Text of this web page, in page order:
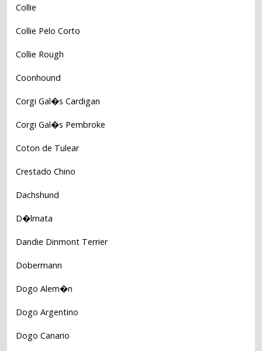
Collie
Collie Pelo Corto
Collie Rough
Coonhound
Corgi Gal�s Cardigan
Corgi Gal�s Pembroke
Coton de Tulear
Crestado Chino
Dachshund
D�lmata
Dandie Dinmont Terrier
Dobermann
Dogo Alem�n
Dogo Argentino
Dogo Canario